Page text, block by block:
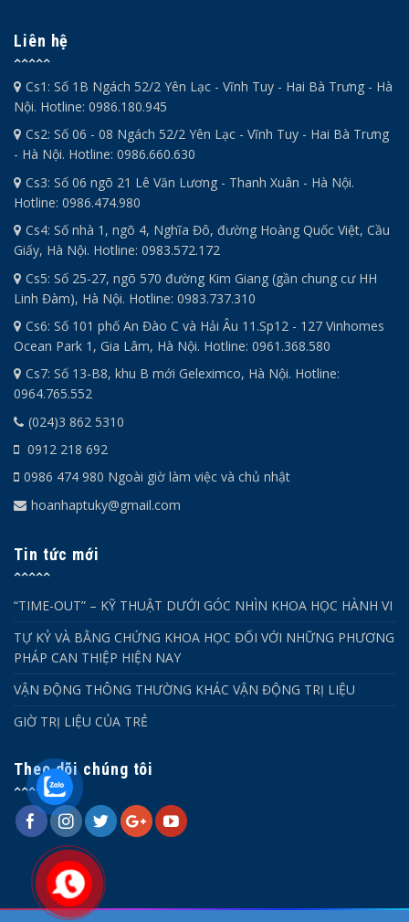
Liên hệ
Cs1: Số 1B Ngách 52/2 Yên Lạc - Vĩnh Tuy - Hai Bà Trưng - Hà
Nội. Hotline: 0986.180.945
Cs2: Số 06 - 08 Ngách 52/2 Yên Lạc - Vĩnh Tuy - Hai Bà Trưng
- Hà Nội. Hotline: 0986.660.630
Cs3: Số 06 ngõ 21 Lê Văn Lương - Thanh Xuân - Hà Nội.
Hotline: 0986.474.980
Cs4: Số nhà 1, ngõ 4, Nghĩa Đô, đường Hoàng Quốc Việt, Cầu
Giấy, Hà Nội. Hotline: 0983.572.172
Cs5: Số 25-27, ngõ 570 đường Kim Giang (gần chung cư HH
Linh Đàm), Hà Nội. Hotline: 0983.737.310
Cs6: Số 101 phố An Đào C và Hải Âu 11.Sp12 - 127 Vinhomes
Ocean Park 1, Gia Lâm, Hà Nội. Hotline: 0961.368.580
Cs7: Số 13-B8, khu B mới Geleximco, Hà Nội. Hotline:
0964.765.552
(024)3 862 5310
0912 218 692
0986 474 980 Ngoài giờ làm việc và chủ nhật
hoanhaptuky@gmail.com
Tin tức mới
“TIME-OUT” – KỸ THUẬT DƯỚI GÓC NHÌN KHOA HỌC HÀNH VI
TỰ KỶ VÀ BẰNG CHỨNG KHOA HỌC ĐỐI VỚI NHỮNG PHƯƠNG
PHÁP CAN THIỆP HIỆN NAY
VẬN ĐỘNG THÔNG THƯỜNG KHÁC VẬN ĐỘNG TRỊ LIỆU
GIỜ TRỊ LIỆU CỦA TRẺ
Theo dõi chúng tôi